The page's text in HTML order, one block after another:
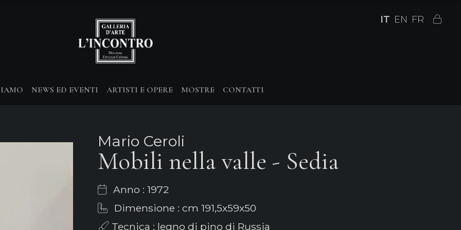
IT EN FR
NEWS ED EVENTI ARTISTI E OPERE MOSTRE CONTATTI
Mario Ceroli
Mobili nella valle - Sedia
Anno : 1972
Dimensione : cm 191,5x59x50
Tecnica : legno di pino di Russia